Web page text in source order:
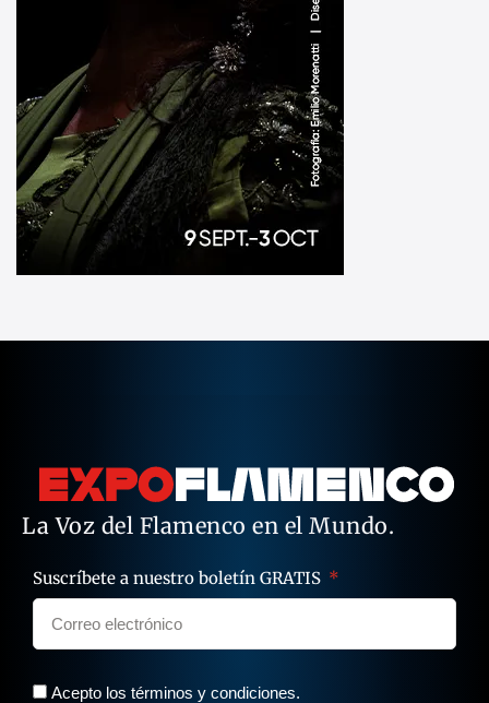
La Voz del Flamenco en el Mundo.
Suscríbete a nuestro boletín GRATIS
Acepto los términos y condiciones.